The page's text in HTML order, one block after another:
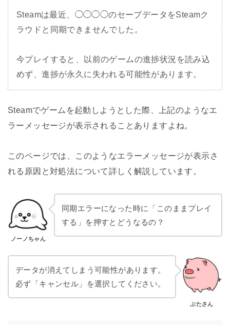
Steamは最近、◯◯◯◯のセーブデータをSteamク
ラウドと同期できませんでした。
今プレイすると、以前のゲームの進捗状況を読み込
めず、進捗が永久に失われる可能性があります。
Steamでゲームを起動しようとした際、上記のようなエ
ラーメッセージが表示されることありますよね。
このページでは、このようなエラーメッセージが表示さ
れる原因と対処法について詳しく解説しています。
ノーノちゃん
同期エラーになった時に「このままプレイ
する」を押すとどうなるの？
データが消えてしまう可能性があります。
必ず「キャンセル」を選択してください。
ぶたさん